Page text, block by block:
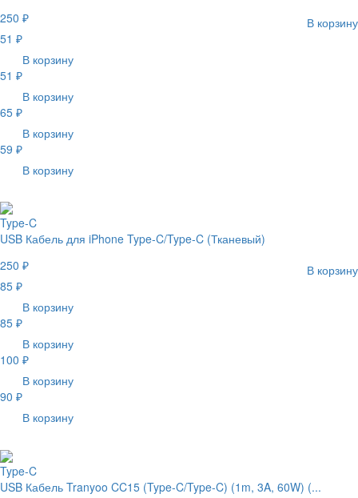
250 ₽
В корзину
51 ₽
В корзину
51 ₽
В корзину
65 ₽
В корзину
59 ₽
В корзину
Type-C
USB Кабель для iPhone Type-C/Type-C (Тканевый)
250 ₽
В корзину
85 ₽
В корзину
85 ₽
В корзину
100 ₽
В корзину
90 ₽
В корзину
Type-C
USB Кабель Tranyoo CC15 (Type-C/Type-C) (1m, 3A, 60W) (...